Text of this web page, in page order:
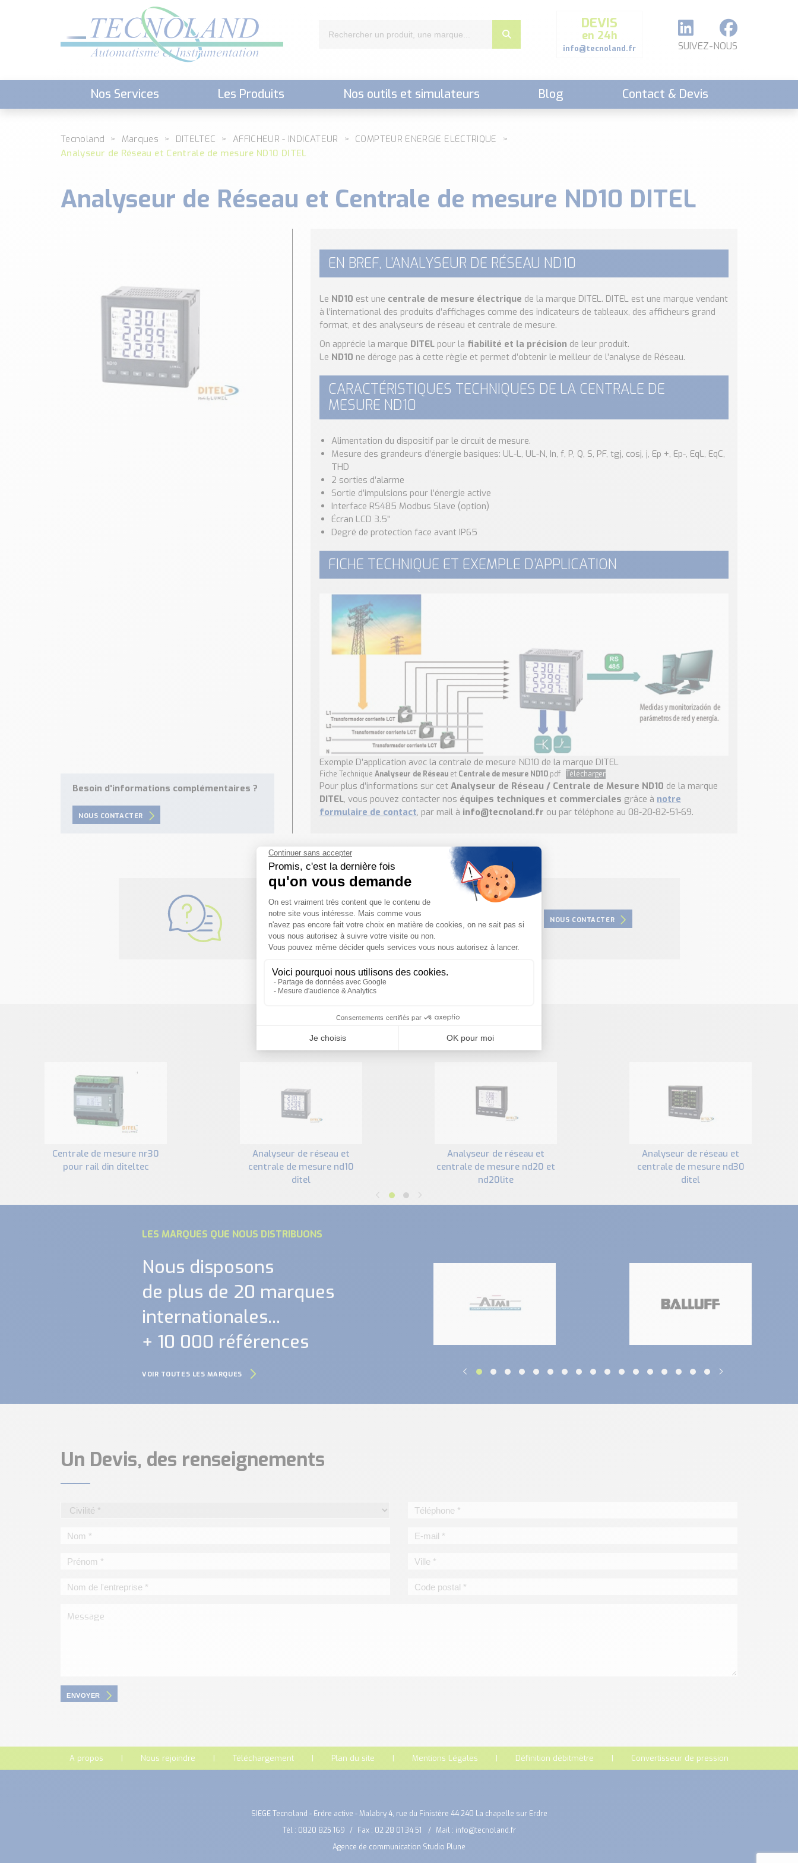
DEVIS
en 24h
info@tecnoland.fr SUIVEZ-NOUS
Nos Services Les Produits Nos outils et simulateurs Blog Contact & Devis
Tecnoland Marques DITELTEC AFFICHEUR - INDICATEUR
COMPTEUR ENERGIE ELECTRIQUE
Analyseur de Réseau et Centrale de mesure ND10 DITEL
Analyseur de Réseau et Centrale de mesure ND10 DITEL
Besoin d'informations complémentaires ?
NOUS CONTACTER
EN BREF, L’ANALYSEUR DE RÉSEAU ND10
Le ND10 est une centrale de mesure électrique de la marque DITEL. DITEL est une marque vendant
à l’international des produits d’affichages comme des indicateurs de tableaux, des afficheurs grand
format, et des analyseurs de réseau et centrale de mesure.
On apprécie la marque DITEL pour la fiabilité et la précision de leur produit.
Le ND10 ne déroge pas à cette règle et permet d’obtenir le meilleur de l’analyse de Réseau.
CARACTÉRISTIQUES TECHNIQUES DE LA CENTRALE DE
MESURE ND10
Alimentation du dispositif par le circuit de mesure.
Mesure des grandeurs d’énergie basiques: UL-L, UL-N, In, f, P, Q, S, PF, tgj, cosj, j, Ep +, Ep-, EqL, EqC,
THD
2 sorties d’alarme
Sortie d’impulsions pour l’énergie active
Interface RS485 Modbus Slave (option)
Écran LCD 3.5”
Degré de protection face avant IP65
FICHE TECHNIQUE ET EXEMPLE D’APPLICATION
Exemple D’application avec la centrale de mesure ND10 de la marque DITEL
Fiche Technique Analyseur de Réseau et Centrale de mesure ND10.pdf Télécharger
Pour plus d’informations sur cet Analyseur de Réseau / Centrale de Mesure ND10 de la marque
DITEL, vous pouvez contacter nos équipes techniques et commerciales grâce à notre
formulaire de contact, par mail à info@tecnoland.fr ou par téléphone au 08-20-82-51-69.
Besoin d'aide pour choisir votre produit ?
Nous sommes à votre disposition pour définir votre projet NOUS CONTACTER
PRODUITS SIMILAIRES
centrale de mesure nr30
pour rail din diteltec
analyseur de réseau et
centrale de mesure nd10
ditel
analyseur de réseau et
centrale de mesure nd20 et
nd20lite
analyseur de réseau et
centrale de mesure nd30
ditel
LES MARQUES QUE NOUS DISTRIBUONS
Nous disposons
de plus de 20 marques
internationales...
+ 10 000 références
VOIR TOUTES LES MARQUES
Un Devis, des renseignements
ENVOYER
A propos Nous rejoindre Téléchargement Plan du site Mentions Légales Définition débitmètre Convertisseur de pression
SIEGE Tecnoland - Erdre active - Malabry 4, rue du Finistère 44 240 La chapelle sur Erdre
Tél : 0820 825 169 Fax : 02 28 01 34 51 Mail : info@tecnoland.fr
Agence de communication Studio Plune